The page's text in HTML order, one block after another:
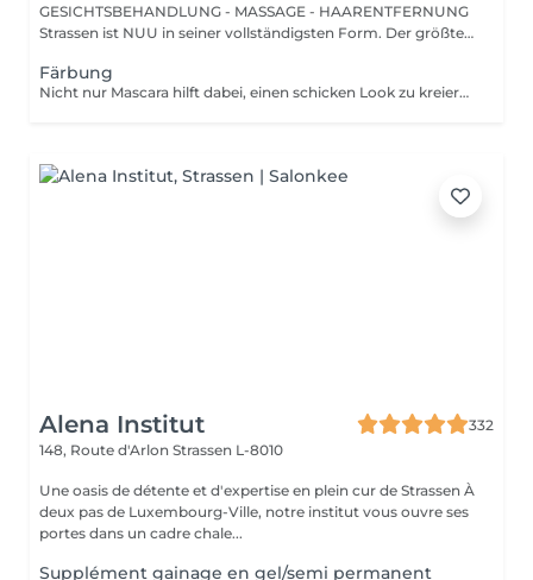
GESICHTSBEHANDLUNG - MASSAGE - HAARENTFERNUNG
Strassen ist NUU in seiner vollständigsten Form. Der größte
Färbung
Nicht nur Mascara hilft dabei, einen schicken Look zu kreieren, sondern auch das Färben Ihrer Wimpern! Wie wird das Wimpern färben durchgeführt? - Wimpern werden gewaschen - Augencreme wird aufgetragen - Klebeband und die Patches werden aufgetragen - färben - Klebeband und die Patches werden entfernt Altersbeschränkungen: empfohlenes Mindestalter ab 14 Jahren. Empfehlungen nach dem Eingriff: die Wimpern 24 Stunden nach dem Eingriff nicht nass machen. Frequenz: einmal in 2-3 Wochen.
Alena Institut
332
148, Route d'Arlon Strassen L-8010
Une oasis de détente et d'expertise en plein cur de Strassen À
deux pas de Luxembourg-Ville, notre institut vous ouvre ses
portes dans un cadre chale...
Supplément gainage en gel/semi permanent